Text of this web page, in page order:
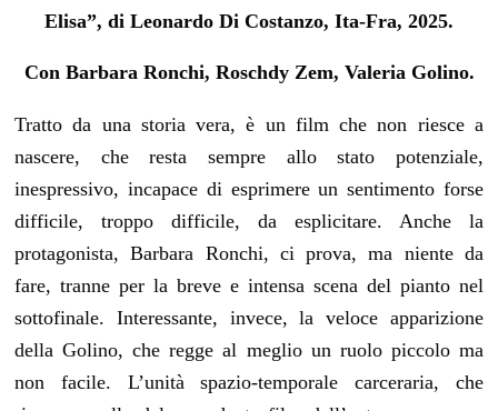
Elisa”, di Leonardo Di Costanzo, Ita-Fra, 2025.
Con Barbara Ronchi, Roschdy Zem, Valeria Golino.
Tratto da una storia vera, è un film che non riesce a
nascere, che resta sempre allo stato potenziale,
inespressivo, incapace di esprimere un sentimento forse
difficile, troppo difficile, da esplicitare. Anche la
protagonista, Barbara Ronchi, ci prova, ma niente da
fare, tranne per la breve e intensa scena del pianto nel
sottofinale. Interessante, invece, la veloce apparizione
della Golino, che regge al meglio un ruolo piccolo ma
non facile. L’unità spazio-temporale carceraria, che